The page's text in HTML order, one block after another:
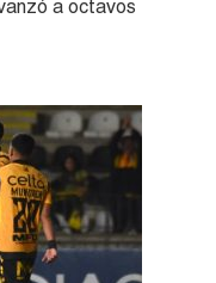
a octavos